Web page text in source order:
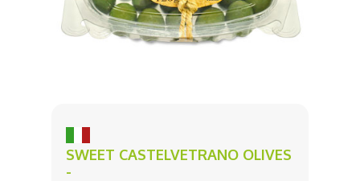
SWEET CASTELVETRANO OLIVES
-